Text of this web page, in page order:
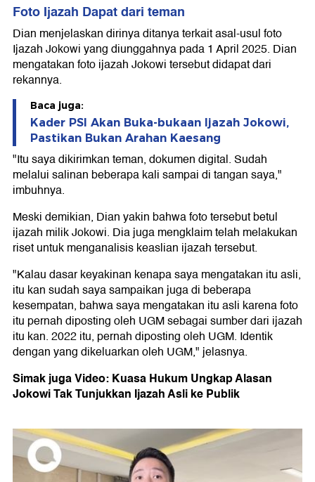
Foto Ijazah Dapat dari teman
Dian menjelaskan dirinya ditanya terkait asal-usul foto
Ijazah Jokowi yang diunggahnya pada 1 April 2025. Dian
mengatakan foto ijazah Jokowi tersebut didapat dari
rekannya.
Baca juga:
Kader PSI Akan Buka-bukaan Ijazah Jokowi,
Pastikan Bukan Arahan Kaesang
"Itu saya dikirimkan teman, dokumen digital. Sudah
melalui salinan beberapa kali sampai di tangan saya,"
imbuhnya.
Meski demikian, Dian yakin bahwa foto tersebut betul
ijazah milik Jokowi. Dia juga mengklaim telah melakukan
riset untuk menganalisis keaslian ijazah tersebut.
"Kalau dasar keyakinan kenapa saya mengatakan itu asli,
itu kan sudah saya sampaikan juga di beberapa
kesempatan, bahwa saya mengatakan itu asli karena foto
itu pernah diposting oleh UGM sebagai sumber dari ijazah
itu kan. 2022 itu, pernah diposting oleh UGM. Identik
dengan yang dikeluarkan oleh UGM," jelasnya.
Simak juga Video: Kuasa Hukum Ungkap Alasan
Jokowi Tak Tunjukkan Ijazah Asli ke Publik